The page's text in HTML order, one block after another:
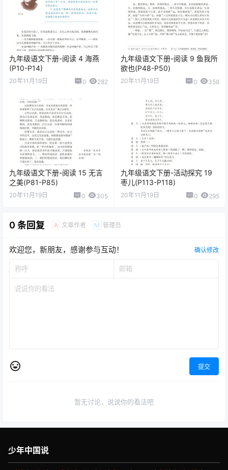
九年级语文下册-阅读 4 海燕
(P10-P14)
20年11月19日 0 282
九年级语文下册-阅读 9 鱼我所
欲也(P48-P50)
20年11月19日 0 358
九年级语文下册-阅读 15 无言
之美(P81-P85)
20年11月19日 0 305
九年级语文下册-活动探究 19
枣儿(P113-P118)
20年11月19日 0 295
0 条回复 A 文章作者 M 管理员
欢迎您，新朋友，感谢参与互动！ 确认修改
提交
暂无讨论，说说你的看法吧
少年中国说